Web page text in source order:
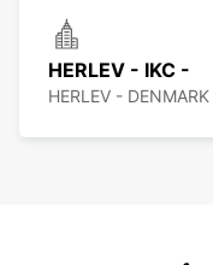
HERLEV - IKC -
HERLEV - DENMARK